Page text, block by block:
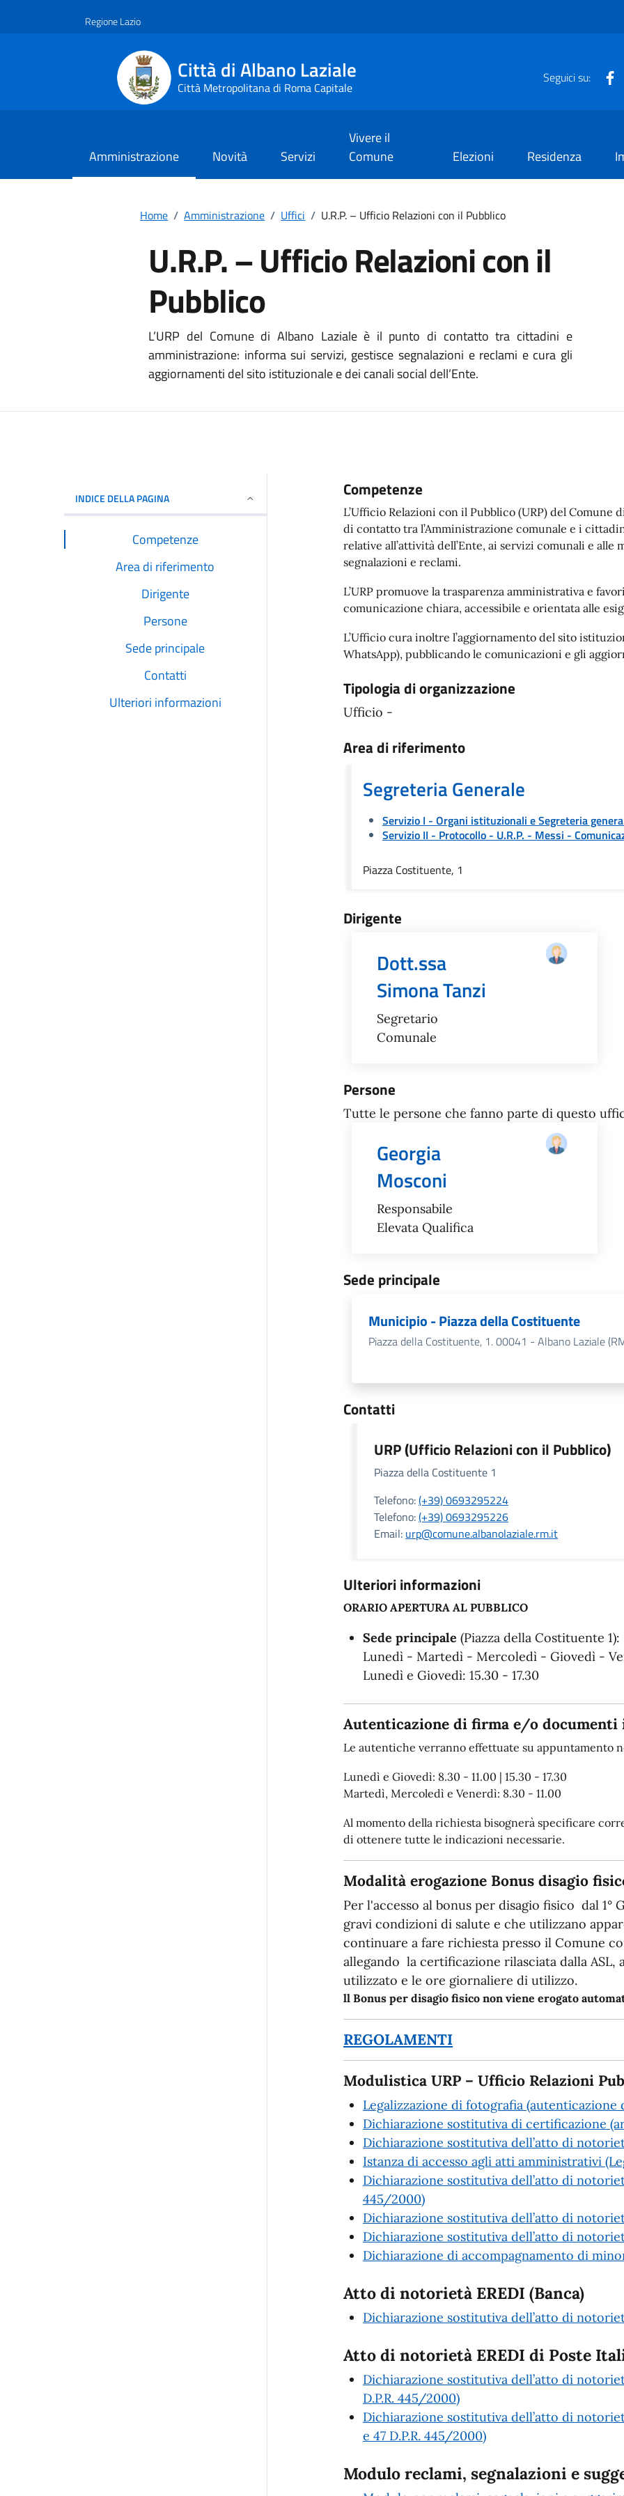
Regione Lazio
Città di Albano Laziale
Città Metropolitana di Roma Capitale
Seguici su:
Amministrazione Novità Servizi
Vivere il
Comune
Elezioni Residenza
Home / Amministrazione / Uffici / U.R.P. – Ufficio Relazioni con il Pubblico
U.R.P. – Ufficio Relazioni con il
Pubblico
L’URP del Comune di Albano Laziale è il punto di contatto tra cittadini e
amministrazione: informa sui servizi, gestisce segnalazioni e reclami e cura gli
aggiornamenti del sito istituzionale e dei canali social dell’Ente.
INDICE DELLA PAGINA
Competenze
Area di riferimento
Dirigente
Persone
Sede principale
Contatti
Ulteriori informazioni
Competenze
L’Ufficio Relazioni con il Pubblico (URP) del
di contatto tra l’Amministrazione comunale e i
relative all’attività dell’Ente, ai servizi comunali e
segnalazioni e reclami.
L’URP promuove la trasparenza amministrativa e
comunicazione chiara, accessibile e orientata alle
L’Ufficio cura inoltre l’aggiornamento del sito
WhatsApp), pubblicando le comunicazioni e gli
Tipologia di organizzazione
Ufficio -
Area di riferimento
Segreteria Generale
Servizio I - Organi istituzionali e Segreteria
Servizio II - Protocollo - U.R.P. - Messi -
Piazza Costituente, 1
Dirigente
Dott.ssa
Simona Tanzi
Segretario
Comunale
Persone
Tutte le persone che fanno parte di questo
Georgia
Mosconi
Responsabile
Elevata Qualifica
Sede principale
Municipio - Piazza della Costituente
Piazza della Costituente, 1. 00041 - Albano Laziale
Contatti
URP (Ufficio Relazioni con il Pubblico)
Piazza della Costituente 1
Telefono:(+39) 0693295224
Telefono:(+39) 0693295226
Email: urp@comune.albanolaziale.rm.it
Ulteriori informazioni
ORARIO APERTURA AL PUBBLICO
Sede principale (Piazza della Costituente 1):
Lunedì - Martedì - Mercoledì - Giovedì -
Lunedì e Giovedì: 15.30 - 17.30
Autenticazione di firma e/o documenti
Le autentiche verranno effettuate su appuntamento
Lunedì e Giovedì: 8.30 - 11.00 | 15.30 - 17.30
Martedì, Mercoledì e Venerdì: 8.30 - 11.00
Al momento della richiesta bisognerà specificare
di ottenere tutte le indicazioni necessarie.
Modalità erogazione Bonus disagio
Per l'accesso al bonus per disagio fisico dal 1°
gravi condizioni di salute e che utilizzano
continuare a fare richiesta presso il Comune
allegando la certificazione rilasciata dalla
utilizzato e le ore giornaliere di utilizzo.
ll Bonus per disagio fisico non viene erogato
REGOLAMENTI
Modulistica URP – Ufficio Relazioni
Legalizzazione di fotografia (autenticazione
Dichiarazione sostitutiva di certificazione
Dichiarazione sostitutiva dell’atto di
Istanza di accesso agli atti amministrativi
Dichiarazione sostitutiva dell’atto di
445/2000)
Dichiarazione sostitutiva dell’atto di
Dichiarazione sostitutiva dell’atto di
Dichiarazione di accompagnamento di
Atto di notorietà EREDI (Banca)
Dichiarazione sostitutiva dell’atto di
Atto di notorietà EREDI di Poste
Dichiarazione sostitutiva dell’atto di
D.P.R. 445/2000)
Dichiarazione sostitutiva dell’atto di
e 47 D.P.R. 445/2000)
Modulo reclami, segnalazioni e